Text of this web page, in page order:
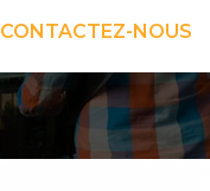
CONTACTEZ-NOUS